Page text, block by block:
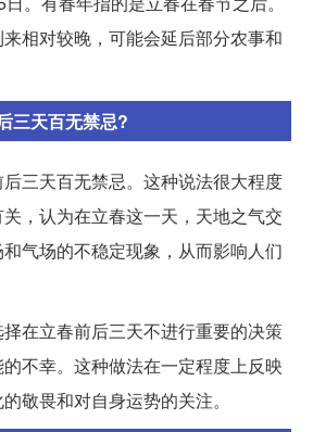
相对较晚，可能会延后部分农事和
三天百无禁忌?
三天百无禁忌。这种说法很大程度
，认为在立春这一天，天地之气交
气场的不稳定现象，从而影响人们
在立春前后三天不进行重要的决策
不幸。这种做法在一定程度上反映
敬畏和对自身运势的关注。